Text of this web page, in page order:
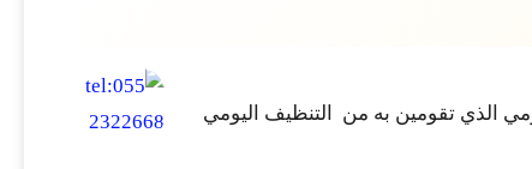
الذي تقومين به من التنظيف اليومي